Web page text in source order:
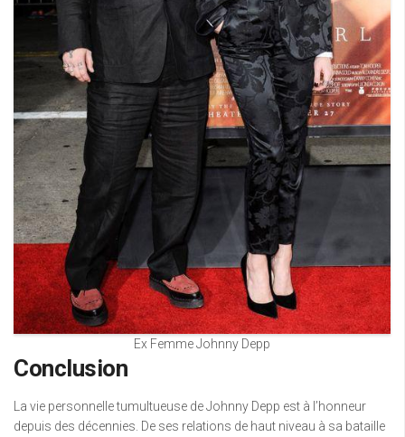
Ex Femme Johnny Depp
Conclusion
La vie personnelle tumultueuse de Johnny Depp est à l’honneur
depuis des décennies. De ses relations de haut niveau à sa bataille